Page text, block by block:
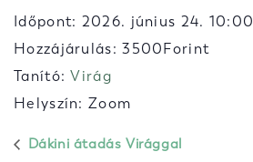
Időpont: 2026. június 24. 10:00
Hozzájárulás: 3500Forint
Tanító:Virág
Helyszín: Zoom
Dákini átadás Virággal